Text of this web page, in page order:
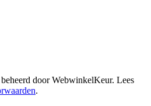
doorWebwinkelKeur. Lees
.